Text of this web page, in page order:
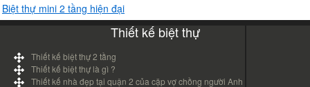
Biệt thự mini 2 tầng hiện đại
Thiết kế biệt thự
Thiết kế biệt thự 2 tầng
Thiết kế biệt thự là gì ?
Thiết kế nhà đẹp tại quận 2 của cặp vợ chồng người Anh